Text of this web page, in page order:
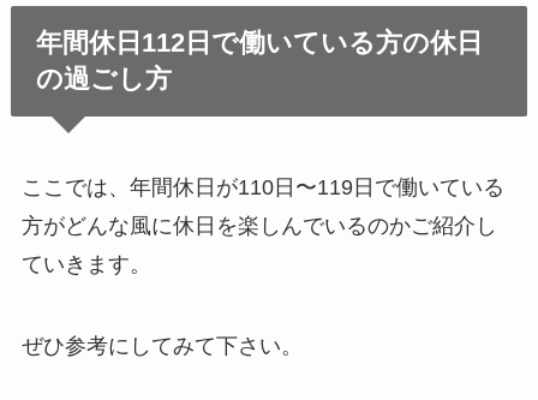
年間休日112日で働いている方の休日
の過ごし方
ここでは、年間休日が110日〜119日で働いている
方がどんな風に休日を楽しんでいるのかご紹介し
ていきます。
ぜひ参考にしてみて下さい。